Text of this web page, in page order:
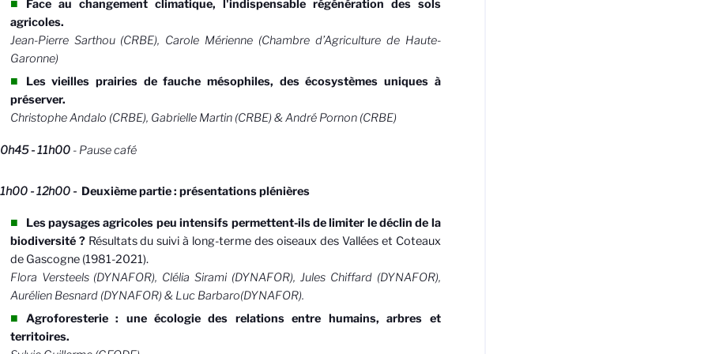
Face au changement climatique, l'indispensable régénération des sols
agricoles.
Jean-Pierre Sarthou (CRBE), Carole Mérienne (Chambre d’Agriculture de Haute-
Garonne)
Les vieilles prairies de fauche mésophiles, des écosystèmes uniques à
préserver.
Christophe Andalo (CRBE), Gabrielle Martin (CRBE) & André Pornon (CRBE)
- 11h00- Pause café
- 12h00 - Deuxième partie : présentations plénières
Les paysages agricoles peu intensifs permettent-ils de limiter le déclin de la
biodiversité ? Résultats du suivi à long-terme des oiseaux des Vallées et Coteaux
de Gascogne (1981-2021).
Flora Versteels (DYNAFOR), Clélia Sirami (DYNAFOR), Jules Chiffard (DYNAFOR),
Aurélien Besnard (DYNAFOR) & Luc Barbaro(DYNAFOR).
Agroforesterie : une écologie des relations entre humains, arbres et
territoires.